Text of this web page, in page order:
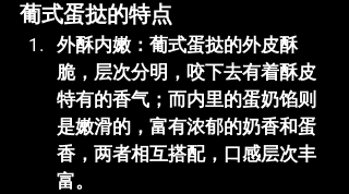
葡式蛋挞的特点
外酥内嫩：葡式蛋挞的外皮酥
脆，层次分明，咬下去有着酥皮
特有的香气；而内里的蛋奶馅则
是嫩滑的，富有浓郁的奶香和蛋
香，两者相互搭配，口感层次丰
富。